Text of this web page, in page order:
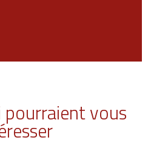
pourraient vous